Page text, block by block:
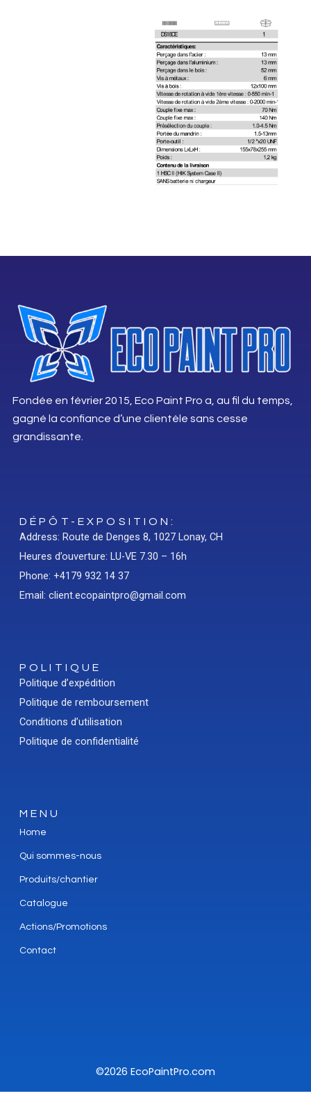
Fondée en février 2015, Eco Paint Pro a, au fil du temps,
gagné la confiance d’une clientèle sans cesse
grandissante.
DÉPÔT-EXPOSITION:
Address: Route de Denges 8, 1027 Lonay, CH
Heures d’ouverture: LU-VE 7.30 – 16h
Phone: +4179 932 14 37
Email: client.ecopaintpro@gmail.com
POLITIQUE
Politique d’expédition
Politique de remboursement
Conditions d’utilisation
Politique de confidentialité
MENU
Home
Qui sommes-nous
Produits/chantier
Catalogue
Actions/Promotions
Contact
©2026 EcoPaintPro.com